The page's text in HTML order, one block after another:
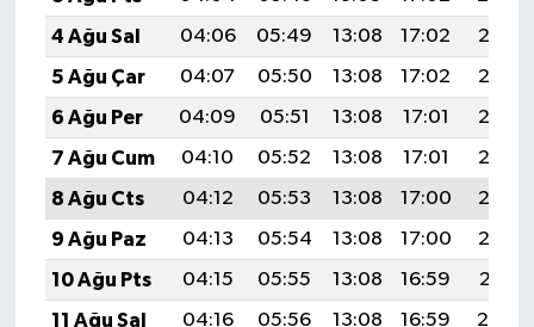
4 Ağu Sal
04:06 05:49 13:08 17:02
20:18
5 Ağu Çar
04:07 05:50 13:08 17:02
20:17
6 Ağu Per
04:09 05:51 13:08 17:01
20:16
7 Ağu Cum
04:10 05:52 13:08 17:01
20:15
8 Ağu Cts
04:12 05:53 13:08 17:00
20:13
9 Ağu Paz
04:13 05:54 13:08 17:00
20:12
10 Ağu Pts
04:15 05:55 13:08 16:59
20:11
11 Ağu Sal
04:16 05:56 13:08 16:59
20:10